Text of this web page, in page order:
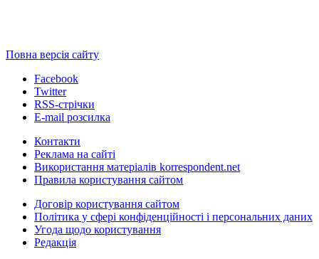
Повна версія сайту
Facebook
Twitter
RSS-стрічки
E-mail розсилка
Контакти
Реклама на сайті
Використання матеріалів korrespondent.net
Правила користування сайтом
Договір користування сайтом
Політика у сфері конфіденційності і персональних даних
Угода щодо користування
Редакція